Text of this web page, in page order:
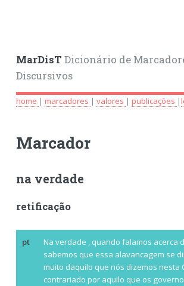
MarDisT Dicionário de
Discursivos
home | marcadores | valores | publicações |
Marcador
na verdade
retificação
pt Na verdade , quando falamos acerca
sabemos que essa alavancagem se
muito daquilo que nós dizemos nesta
contrariado por aquilo que os